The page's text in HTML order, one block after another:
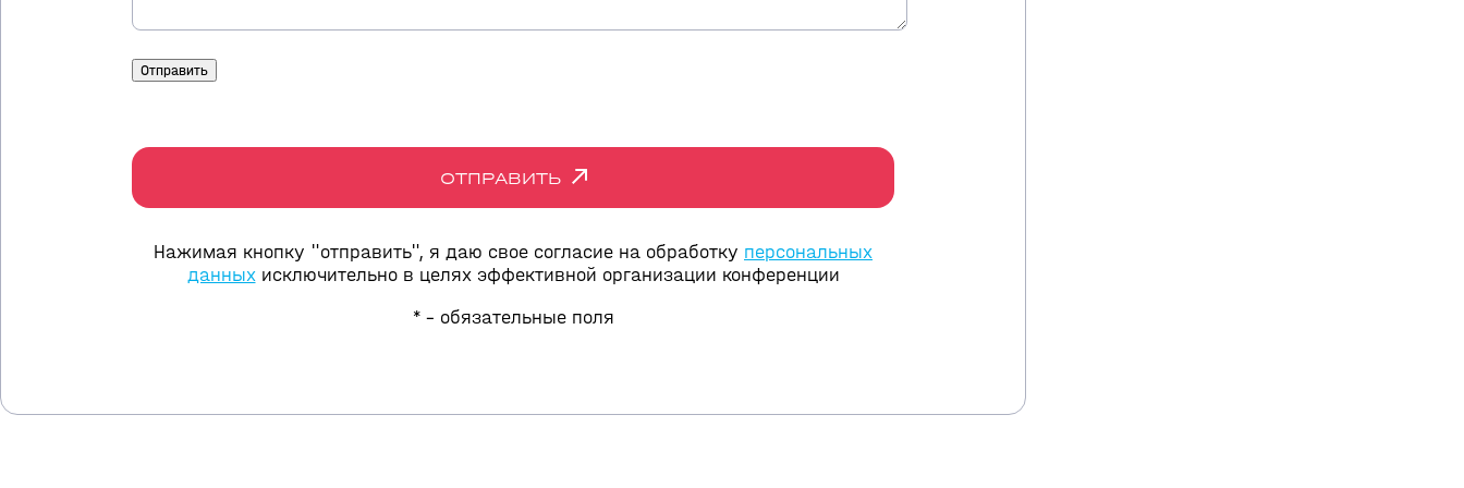
ОТПРАВИТЬ
Нажимая кнопку "отправить", я даю свое согласие на обработку персональных
данныхисключительно в целях эффективной организации конференции
* - обязательные поля